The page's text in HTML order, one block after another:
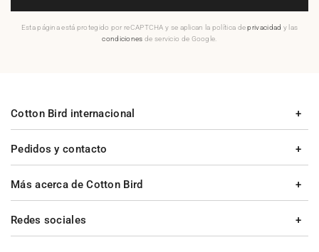
Esta página está protegido por reCAPTCHA y se aplican la política deprivacidad y las
condiciones de servicio de Google.
Pedidos y contacto
Más acerca de Cotton Bird
Cotton Bird internacional
Redes sociales